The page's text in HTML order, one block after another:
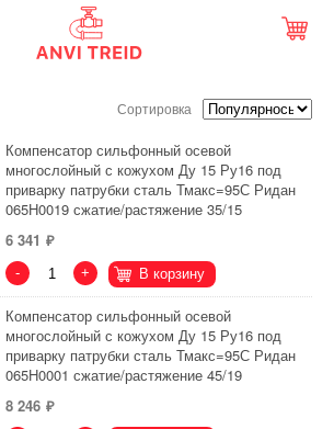
Сортировка
Компенсатор сильфонный осевой
многослойный с кожухом Ду 15 Ру16 под
приварку патрубки сталь Тмакс=95С Ридан
065H0019 сжатие/растяжение 35/15
6 341
- + В корзину
Компенсатор сильфонный осевой
многослойный с кожухом Ду 15 Ру16 под
приварку патрубки сталь Тмакс=95С Ридан
065H0001 сжатие/растяжение 45/19
8 246